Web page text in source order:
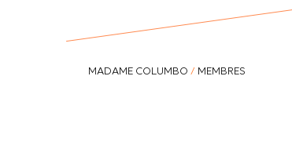
MADAME COLUMBO / MEMBRES